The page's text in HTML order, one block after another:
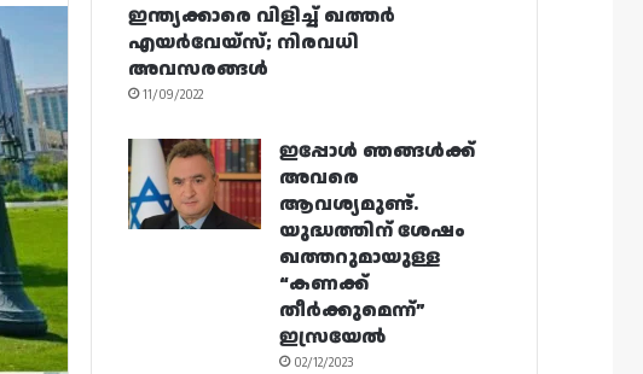
ഇന്ത്യക്കാരെ വിളിച്ച് ഖത്തർ
എയർവേയ്‌സ്; നിരവധി
അവസരങ്ങൾ
11/09/2022
ഇപ്പോൾ ഞങ്ങൾക്ക്
അവരെ
ആവശ്യമുണ്ട്.
യുദ്ധത്തിന് ശേഷം
ഖത്തറുമായുള്ള
“കണക്ക്
തീർക്കുമെന്ന്”
ഇസ്രയേൽ
02/12/2023